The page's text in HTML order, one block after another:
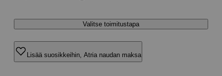
Valitse toimitustapa
Lisää suosikkeihin, Atria naudan maksa